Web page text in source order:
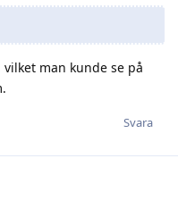
man kunde se på
Svara